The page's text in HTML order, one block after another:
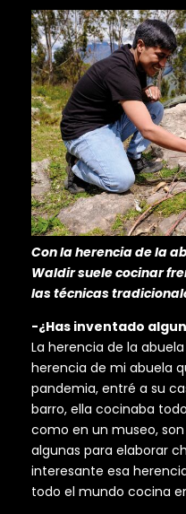
Con la herencia de la
Waldir suele cocinar
las técnicas
-¿Has inventado
La herencia de la
herencia de mi abuela
pandemia, entré a su
barro, ella cocinaba
como en un museo,
algunas para elaborar
interesante esa
todo el mundo cocina